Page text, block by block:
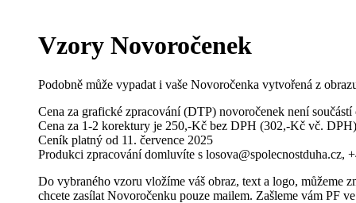
Vzory Novoročenek
Podobně může vypadat i vaše Novoročenka vytvořená z
Cena za grafické zpracování (DTP) novoročenek není
Cena za 1-2 korektury je 250,-Kč bez DPH (302,-Kč vč.
Ceník platný od 11. července 2025
Produkci zpracování domluvíte s losova@spolecnostduha.cz,
Do vybraného vzoru vložíme váš obraz, text a logo, můžeme
chcete zasílat Novoročenku pouze mailem. Zašleme vám PF